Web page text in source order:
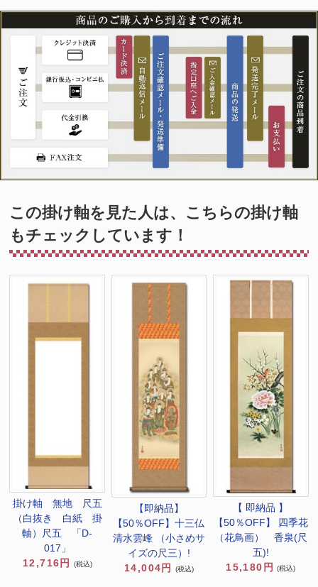
この掛け軸を見た人は、こちらの掛け軸
もチェックしています！
掛け軸 無地 尺五
（白抜き 白紙 掛
軸）尺五 「D-
017」
12,716円
(税込)
【即納品】
【50％OFF】十三仏
清水雲峰 （小さめサ
イズの尺三）!
14,004円
(税込)
【 即納品 】
【50％OFF】 四季花
（花鳥画） 香泉(尺
五)!
15,180円
(税込)